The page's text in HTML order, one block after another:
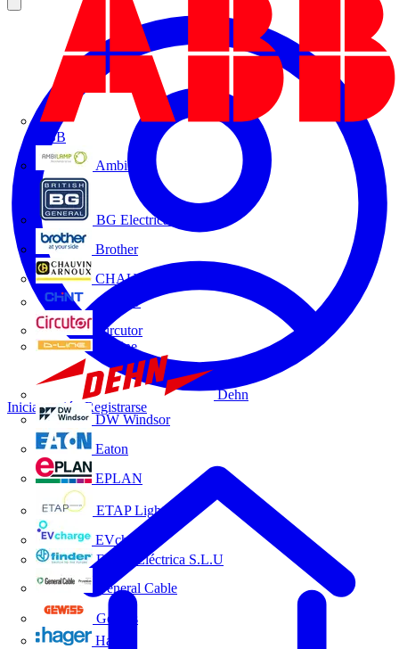
ABB
Ambilamp
BG Electrical
Brother
CHAUVIN ARNOUX
CHINT
Circutor
D-Line
Dehn
DW Windsor
Eaton
EPLAN
ETAP Lighting
EVcharge
Finder Eléctrica S.L.U
General Cable
Gewiss
Hager
Iniciar sesión Registrarse